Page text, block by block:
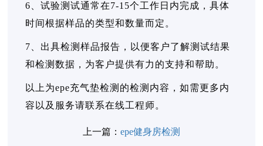
6、试验测试通常在7-15个工作日内完成，具体
时间根据样品的类型和数量而定。
7、出具检测样品报告，以便客户了解测试结果
和检测数据，为客户提供有力的支持和帮助。
以上为epe充气垫检测的检测内容，如需更多内
容以及服务请联系在线工程师。
上一篇： epe健身房检测